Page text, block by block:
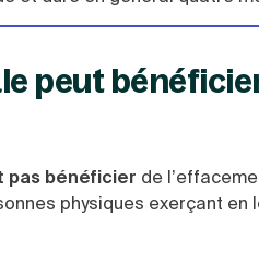
peut
pas bénéficier de
physiques exerçant en